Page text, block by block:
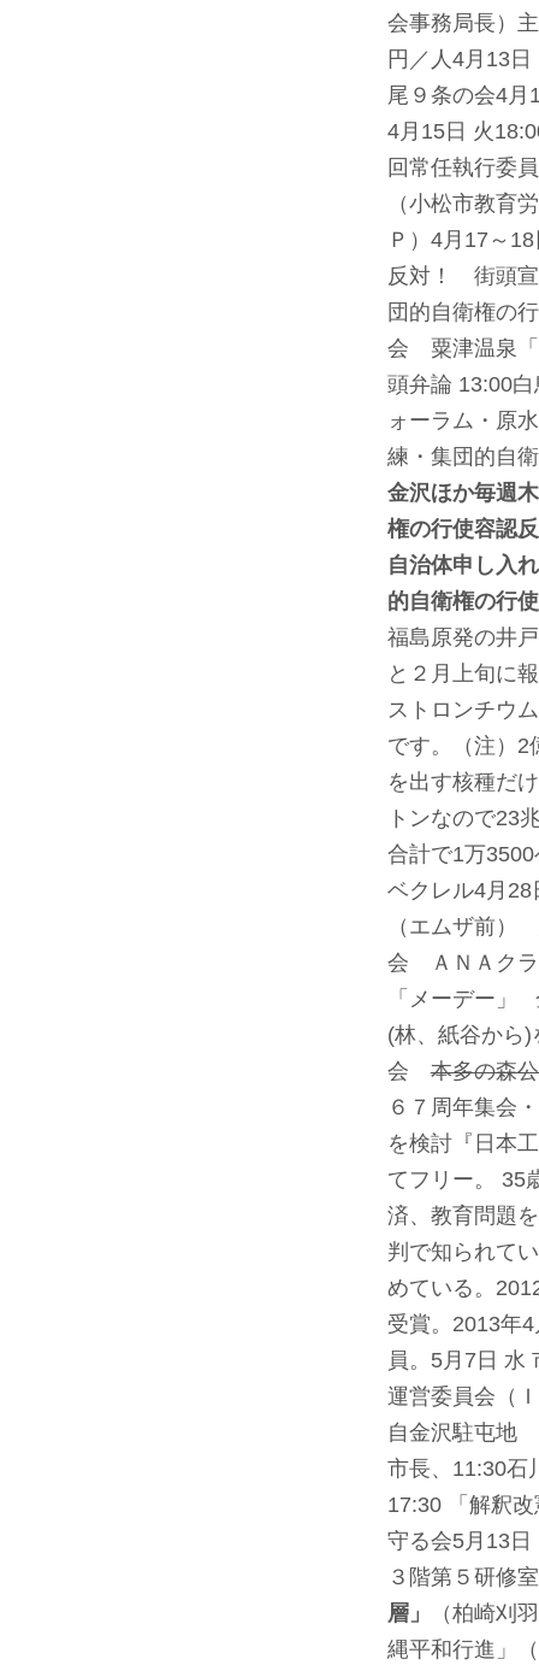
会事務局長）
円／人4月13
尾９条の会4月
4月15日 火
回常任執行委
（小松市教育
Ｐ） 4月17～
反対！ 街頭宣
団的自衛権の
会 粟津温泉「
頭弁論 13:00
ォーラム・原
練・集団的自
金沢ほか毎週
権の行使容認
自治体申し入
的自衛権の行
福島原発の井
と２月上旬に
ストロンチウ
です。（注）2
を出す核種だ
トンなので23
合計で1万
ベクレル4月28
（エムザ前）
会 ＡＮＡクラ
「メーデー」
(林、紙谷から)
会本多の森
６７周年集会
を検討『日本
てフリー。 35
済、教育問題
判で知られて
めている。
受賞。2013年
員。 5月7日 水
運営委員会（
自金沢駐屯地
市長、11:30石
17:30 「解釈
守る会5月13
３階第５研修室
層」
（柏崎刈
縄平和行進」